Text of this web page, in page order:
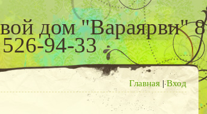
дом "Вараярви" 8
94-33
Главная |Вход